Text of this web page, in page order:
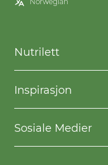
Nutrilett
Kontakt oss
Spørsmål og svar
Frakt og levering
Kjøpsbetingelser
Inspirasjon
Willpower
Oppskrifter
Gå ned i vekt
Sosiale Medier
Facebook